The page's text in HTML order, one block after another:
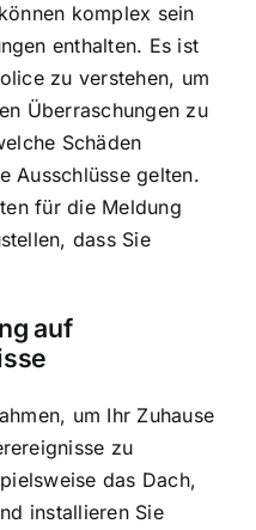
komplex sein
enthalten. Es ist
zu verstehen, um
Überraschungen zu
Schäden
Ausschlüsse gelten.
für die Meldung
dass Sie
auf
um Ihr Zuhause
zu
das Dach,
installieren Sie